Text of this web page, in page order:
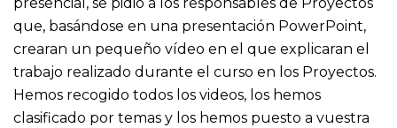
que, basándose en una presentación PowerPoint,
crearan un pequeño vídeo en el que explicaran el
trabajo realizado durante el curso en los Proyectos.
Hemos recogido todos los videos, los hemos
clasificado por temas y los hemos puesto a vuestra